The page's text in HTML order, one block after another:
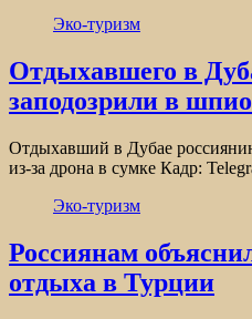
Эко-туризм
Отдыхавшего в
заподозрили в
Отдыхавший в Дубае
из-за дрона в сумке Кадр:
Эко-туризм
Россиянам
отдыха в Турции